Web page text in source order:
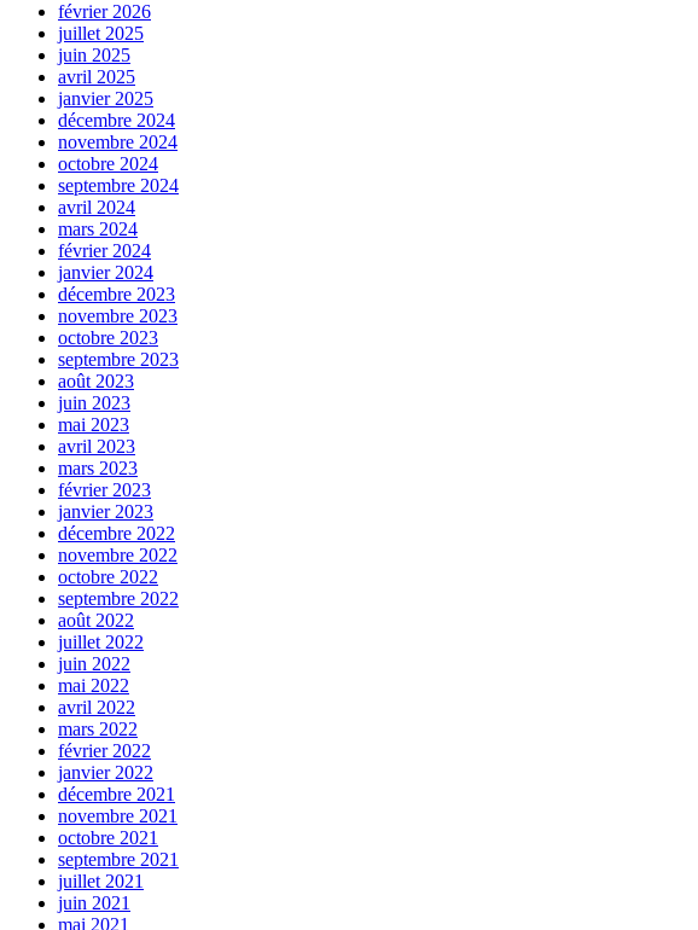
février 2026
juillet 2025
juin 2025
avril 2025
janvier 2025
décembre 2024
novembre 2024
octobre 2024
septembre 2024
avril 2024
mars 2024
février 2024
janvier 2024
décembre 2023
novembre 2023
octobre 2023
septembre 2023
août 2023
juin 2023
mai 2023
avril 2023
mars 2023
février 2023
janvier 2023
décembre 2022
novembre 2022
octobre 2022
septembre 2022
août 2022
juillet 2022
juin 2022
mai 2022
avril 2022
mars 2022
février 2022
janvier 2022
décembre 2021
novembre 2021
octobre 2021
septembre 2021
juillet 2021
juin 2021
mai 2021